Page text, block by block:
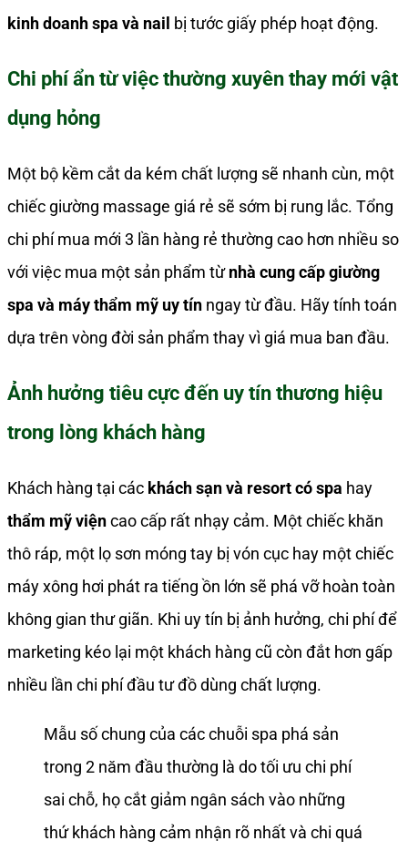
kinh doanh spa và nail bị tước giấy phép hoạt động.
Chi phí ẩn từ việc thường xuyên thay mới vật
dụng hỏng
Một bộ kềm cắt da kém chất lượng sẽ nhanh cùn, một
chiếc giường massage giá rẻ sẽ sớm bị rung lắc. Tổng
chi phí mua mới 3 lần hàng rẻ thường cao hơn nhiều so
với việc mua một sản phẩm từnhà cung cấp giường
spa và máy thẩm mỹ uy tín ngay từ đầu. Hãy tính toán
dựa trên vòng đời sản phẩm thay vì giá mua ban đầu.
Ảnh hưởng tiêu cực đến uy tín thương hiệu
trong lòng khách hàng
Khách hàng tại các khách sạn và resort có spa hay
thẩm mỹ việncao cấp rất nhạy cảm. Một chiếc khăn
thô ráp, một lọ sơn móng tay bị vón cục hay một chiếc
máy xông hơi phát ra tiếng ồn lớn sẽ phá vỡ hoàn toàn
không gian thư giãn. Khi uy tín bị ảnh hưởng, chi phí để
marketing kéo lại một khách hàng cũ còn đắt hơn gấp
nhiều lần chi phí đầu tư đồ dùng chất lượng.
Mẫu số chung của các chuỗi spa phá sản
trong 2 năm đầu thường là do tối ưu chi phí
sai chỗ, họ cắt giảm ngân sách vào những
thứ khách hàng cảm nhận rõ nhất và chi quá